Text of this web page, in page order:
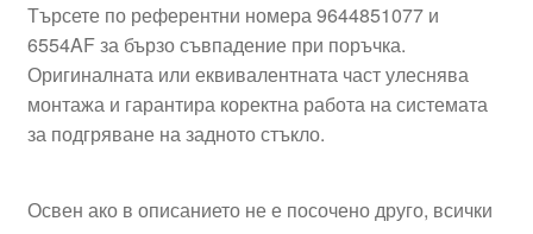
Търсете по референтни номера 9644851077 и
6554AF за бързо съвпадение при поръчка.
Оригиналната или еквивалентната част улеснява
монтажа и гарантира коректна работа на системата
за подгряване на задното стъкло.
Освен ако в описанието не е посочено друго, всички